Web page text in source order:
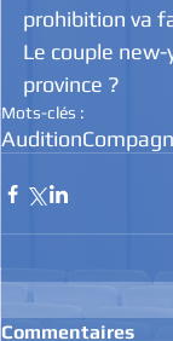
prohibition va
Le couple
province ?
Mots-clés :
Audition
Commentaires